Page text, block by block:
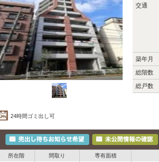
交通
築年月
総階数
総戸数
24時間ゴミ出し可
所在階 間取り 専有面積